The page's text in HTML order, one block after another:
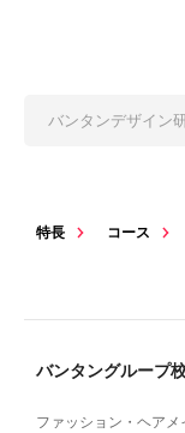
バンタンデザイン
特長 コース
バンタングループ
ファッション・ヘア